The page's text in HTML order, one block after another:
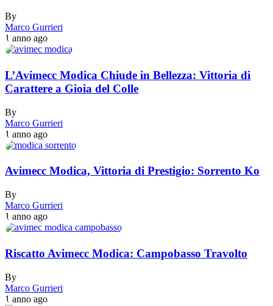
By
Marco Gurrieri
1 anno ago
L’Avimecc Modica Chiude in Bellezza: Vittoria di
Carattere a Gioia del Colle
By
Marco Gurrieri
1 anno ago
Avimecc Modica, Vittoria di Prestigio: Sorrento Ko
By
Marco Gurrieri
1 anno ago
Riscatto Avimecc Modica: Campobasso Travolto
By
Marco Gurrieri
1 anno ago